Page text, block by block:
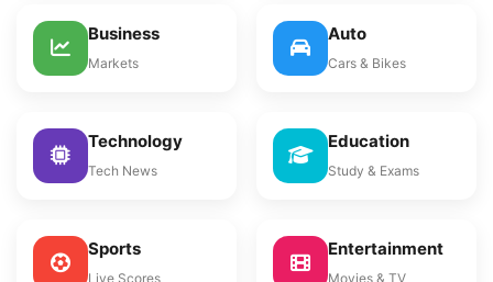
Business
Markets
Auto
Cars & Bikes
Technology
Tech News
Education
Study & Exams
Sports
Live Scores
Entertainment
Movies & TV